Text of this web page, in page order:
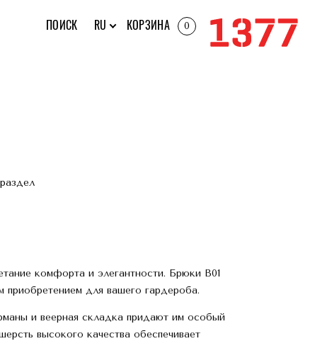
ПОИСК RU КОРЗИНА 0
комфорта и элегантности. Брюки В01
приобретением для вашего гардероба.
и веерная складка придают им особый
высокого качества обеспечивает